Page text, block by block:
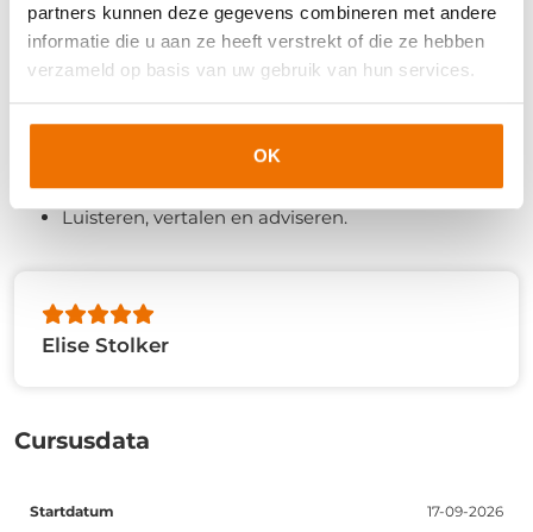
partners kunnen deze gegevens combineren met andere
informatie die u aan ze heeft verstrekt of die ze hebben
verzameld op basis van uw gebruik van hun services.
OK
Belang van een vacature-intake;
Hoe je zorgt voor een succesvolle vacature-intake;
Bezwaren bij aanbiedend bellen weerleggen;
Herkennen van usp’s van een kandidaat;
Een kandidaat overtuigend presenteren;
Luisteren, vertalen en adviseren.
Elise Stolker
Cursusdata
Startdatum 17-09-2026